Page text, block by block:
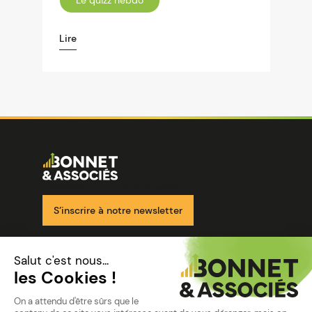
Lire
Image
S’inscrire à notre newsletter
Nos solutions
Nos cabinets
Mon espace client